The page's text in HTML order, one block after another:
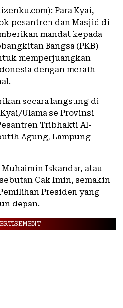
Para Kyai,
pesantren dan Masjid di
mandat kepada
Bangsa (PKB)
memperjuangkan
dengan meraih
secara langsung di
Ulama se Provinsi
Tribhakti Al-
Agung, Lampung
Iskandar, atau
Cak Imin, semakin
Presiden yang
depan.